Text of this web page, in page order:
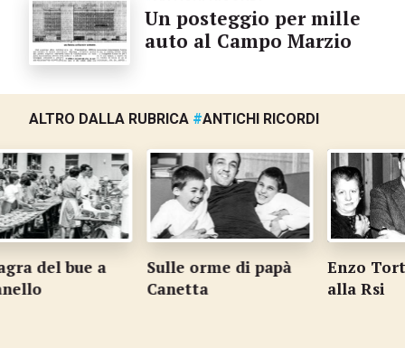
Un posteggio per mille
auto al Campo Marzio
ALTRO DALLA RUBRICA #ANTICHI RICORDI
del bue a
Sulle orme di papà
Canetta
Enzo
alla Rsi